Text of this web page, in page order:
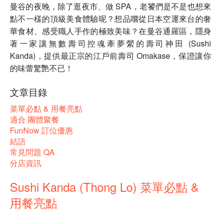
曼谷的夜晚，除了逛夜市、做 SPA，老饕們是不是也想來
點不一樣的頂級美食體驗呢？想品嚐從日本空運來台的奢
華食材、感受職人手作的極致美味？在曼谷通羅區，隱身
著一家讓無數壽司控魂牽夢縈的壽司神田 (Sushi
Kanda)，提供最正宗的江戶前壽司 Omakase，保證讓你
的味蕾驚艷不已！
文章目錄
菜單必點 & 用餐亮點
適合 團體聚餐
FunNow 訂位優惠
結語
常見問題 QA
分店資訊
Sushi Kanda (Thong Lo) 菜單必點 &
用餐亮點